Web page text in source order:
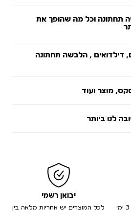
תחתונה וכל מה שהופך את
דילדואים , הלבשה תחתונה
מוצר ועוד
לנו ביותר
ההזמנה שלך תגיע אליך עד 3 ימי
יבואן רשמי
לכל המוצרים יש אחריות מלאה בין